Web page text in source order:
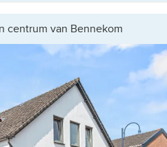
centrum van Bennekom